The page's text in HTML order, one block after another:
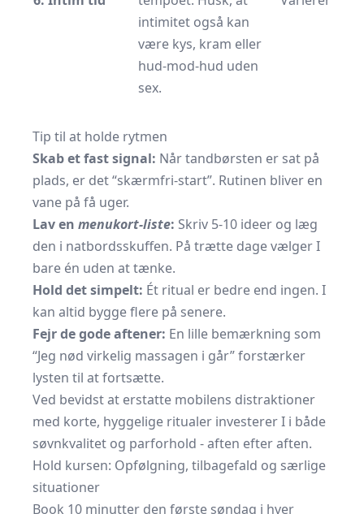
intimitet også kan
være kys, kram eller
hud-mod-hud uden
sex.
Tip til at holde rytmen
Skab et fast signal: Når tandbørsten er sat på
plads, er det “skærmfri-start”. Rutinen bliver en
vane på få uger.
Lav en menukort-liste: Skriv 5-10 ideer og læg
den i natbordsskuffen. På trætte dage vælger I
bare én uden at tænke.
Hold det simpelt: Ét ritual er bedre end ingen. I
kan altid bygge flere på senere.
Fejr de gode aftener: En lille bemærkning som
“Jeg nød virkelig massagen i går” forstærker
lysten til at fortsætte.
Ved bevidst at erstatte mobilens distraktioner
med korte, hyggelige ritualer investerer I i både
søvnkvalitet og parforhold - aften efter aften.
Hold kursen: Opfølgning, tilbagefald og særlige
situationer
Book 10 minutter den første søndag i hver